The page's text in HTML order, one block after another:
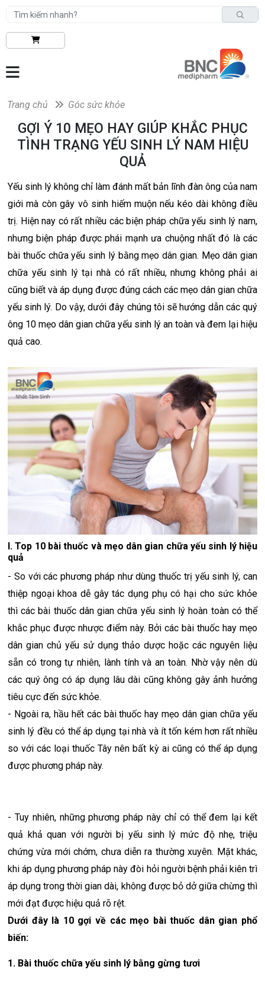
Trang chủ Góc sức khỏe
GỢI Ý 10 MẸO HAY GIÚP KHẮC PHỤC
TÌNH TRẠNG YẾU SINH LÝ NAM HIỆU
QUẢ
Yếu sinh lý không chỉ làm đánh mất bản lĩnh đàn ông của nam
giới mà còn gây vô sinh hiếm muộn nếu kéo dài không điều
trị. Hiện nay có rất nhiều các biện pháp chữa yếu sinh lý nam,
nhưng biện pháp được phái mạnh ưa chuộng nhất đó là các
bài thuốc chữa yếu sinh lý bằng mẹo dân gian. Mẹo dân gian
chữa yếu sinh lý tại nhà có rất nhiều, nhưng không phải ai
cũng biết và áp dụng được đúng cách các mẹo dân gian chữa
yếu sinh lý. Do vậy, dưới đây chúng tôi sẽ hướng dẫn các quý
ông 10 mẹo dân gian chữa yếu sinh lý an toàn và đem lại hiệu
quả cao.
I. Top 10 bài thuốc và mẹo dân gian chữa yếu sinh lý hiệu
quả
- So với các phương pháp như dùng thuốc trị yếu sinh lý, can
thiệp ngoại khoa dễ gây tác dụng phụ có hại cho sức khỏe
thì các bài thuốc dân gian chữa yếu sinh lý hoàn toàn có thể
khắc phục được nhược điểm này. Bởi các bài thuốc hay mẹo
dân gian chủ yếu sử dụng thảo dược hoặc các nguyên liệu
sẵn có trong tự nhiên, lành tính và an toàn. Nhờ vậy nên dù
các quý ông có áp dụng lâu dài cũng không gây ảnh hưởng
tiêu cực đến sức khỏe.
- Ngoài ra, hầu hết các bài thuốc hay mẹo dân gian chữa yếu
sinh lý đều có thể áp dụng tại nhà và ít tốn kém hơn rất nhiều
so với các loại thuốc Tây nên bất kỳ ai cũng có thể áp dụng
được phương pháp này.
- Tuy nhiên, những phương pháp này chỉ có thể đem lại kết
quả khả quan với người bị yếu sinh lý mức độ nhẹ, triệu
chứng vừa mới chớm, chưa diễn ra thường xuyên. Mặt khác,
khi áp dụng phương pháp này đòi hỏi người bệnh phải kiên trì
áp dụng trong thời gian dài, không được bỏ dở giữa chừng thì
mới đạt được hiệu quả rõ rệt.
Dưới đây là 10 gợi về các mẹo bài thuốc dân gian phổ
biến:
1. Bài thuốc chữa yếu sinh lý bằng gừng tươi